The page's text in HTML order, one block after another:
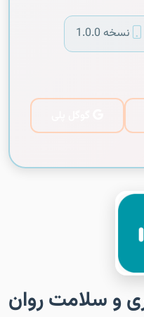
نسخه 1.0.0
و سلامت روان